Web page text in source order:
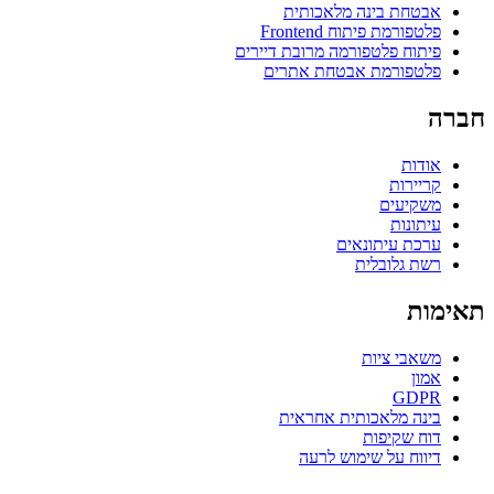
אבטחת בינה מלאכותית
פלטפורמת פיתוח Frontend
פיתוח פלטפורמה מרובת דיירים
פלטפורמת אבטחת אתרים
חברה
אודות
קריירות
משקיעים
עיתונות
ערכת עיתונאים
רשת גלובלית
תאימות
משאבי ציות
אמון
GDPR
בינה מלאכותית אחראית
דוח שקיפות
דיווח על שימוש לרעה